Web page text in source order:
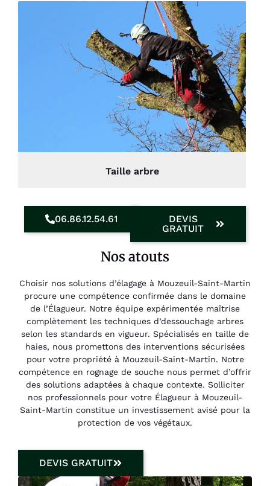
Taille arbre
06.86.12.54.61
DEVIS
GRATUIT
Nos atouts
Choisir nos solutions d’élagage à Mouzeuil-Saint-Martin
procure une compétence confirmée dans le domaine
de l’Élagueur. Notre équipe expérimentée maîtrise
complètement les techniques d’dessouchage arbres
selon les standards en vigueur. Spécialisés en taille de
haies, nous promettons des interventions sécurisées
pour votre propriété à Mouzeuil-Saint-Martin. Notre
compétence en rognage de souche nous permet d’offrir
des solutions adaptées à chaque contexte. Solliciter
nos professionnels pour votre Élagueur à Mouzeuil-
Saint-Martin constitue un investissement avisé pour la
protection de vos végétaux.
DEVIS GRATUIT